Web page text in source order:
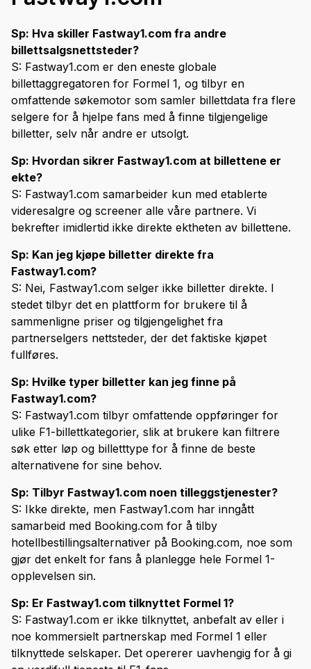
Sp: Hva skiller Fastway1.com fra andre
billettsalgsnettsteder?
S: Fastway1.com er den eneste globale
billettaggregatoren for Formel 1, og tilbyr en
omfattende søkemotor som samler billettdata fra flere
selgere for å hjelpe fans med å finne tilgjengelige
billetter, selv når andre er utsolgt.
Sp: Hvordan sikrer Fastway1.com at billettene er
ekte?
S: Fastway1.com samarbeider kun med etablerte
videresalgre og screener alle våre partnere. Vi
bekrefter imidlertid ikke direkte ektheten av billettene.
Sp: Kan jeg kjøpe billetter direkte fra
Fastway1.com?
S: Nei, Fastway1.com selger ikke billetter direkte. I
stedet tilbyr det en plattform for brukere til å
sammenligne priser og tilgjengelighet fra
partnerselgers nettsteder, der det faktiske kjøpet
fullføres.
Sp: Hvilke typer billetter kan jeg finne på
Fastway1.com?
S: Fastway1.com tilbyr omfattende oppføringer for
ulike F1-billettkategorier, slik at brukere kan filtrere
søk etter løp og billetttype for å finne de beste
alternativene for sine behov.
Sp: Tilbyr Fastway1.com noen tilleggstjenester?
S: Ikke direkte, men Fastway1.com har inngått
samarbeid med Booking.com for å tilby
hotellbestillingsalternativer på Booking.com, noe som
gjør det enkelt for fans å planlegge hele Formel 1-
opplevelsen sin.
Sp: Er Fastway1.com tilknyttet Formel 1?
S: Fastway1.com er ikke tilknyttet, anbefalt av eller i
noe kommersielt partnerskap med Formel 1 eller
tilknyttede selskaper. Det opererer uavhengig for å gi